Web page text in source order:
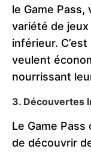
le Game
variété de
inférieur.
veulent
nourrissant
3. Découvertes
Le Game
de découvrir